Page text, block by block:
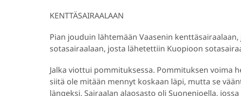
KENTTÄSAIRAALAAN
Pian jouduin lähtemään Vaasenin
sotasairaalaan, josta lähetettiin Kuopioon
Jalka viottui pommituksessa. Pommituksen voima
siitä ole mitään mennyt koskaan läpi, mutta se
längeksi. Sairaalan alaosasto oli Suonenjoella,